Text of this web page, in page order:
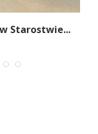
Starostwie...